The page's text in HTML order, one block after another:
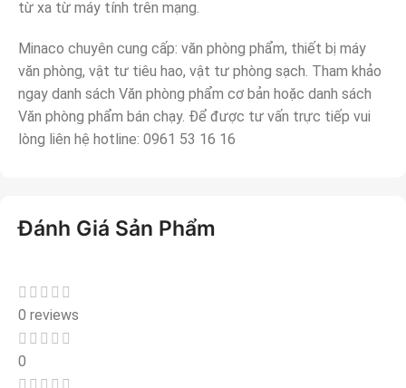
từ xa từ máy tính trên mạng.
Minaco chuyên cung cấp: văn phòng phẩm, thiết bị máy
văn phòng, vật tư tiêu hao, vật tư phòng sạch. Tham khảo
ngay danh sách Văn phòng phẩm cơ bản hoặc danh sách
Văn phòng phẩm bán chạy. Để được tư vấn trực tiếp vui
lòng liên hệ hotline: 0961 53 16 16
Đánh Giá Sản Phẩm
0 reviews
0